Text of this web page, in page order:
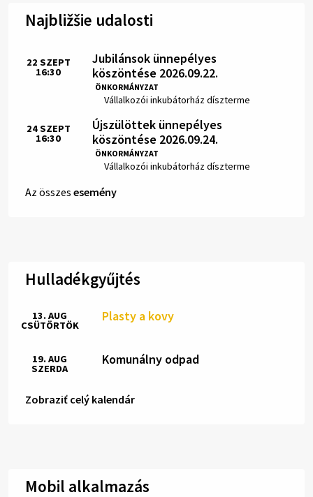
Najbližšie udalosti
Jubilánsok ünnepélyes
köszöntése 2026.09.22.
ÖNKORMÁNYZAT
Hely:
Vállalkozói inkubátorház díszterme
Idő:
22 SZEPT
16:30
Újszülöttek ünnepélyes
köszöntése 2026.09.24.
ÖNKORMÁNYZAT
Hely:
Vállalkozói inkubátorház díszterme
Idő:
24SZEPT
16:30
Az összes esemény
Hulladékgyűjtés
Plasty a kovy
13. AUG
CSÜTÖRTÖK
Komunálny odpad
19. AUG
SZERDA
Zobraziť celý kalendár
Mobil alkalmazás